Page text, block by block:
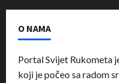
O NAMA
Portal Svijet Rukometa
koji je počeo sa radom